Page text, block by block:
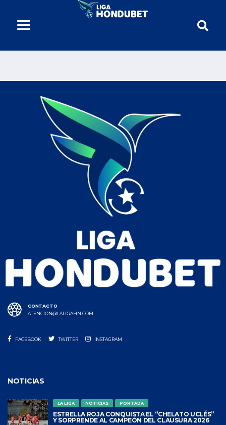
CONTACTO
ATENCION@LALIGAHN.COM
FACEBOOK TWITTER INSTAGRAM
NOTICIAS
LA LIGA NOTICIAS PORTADA
ESTRELLA ROJA CONQUISTA EL “CHELATO UCLÉS”
Y SORPRENDE AL CAMPEÓN DEL CLAUSURA 2026